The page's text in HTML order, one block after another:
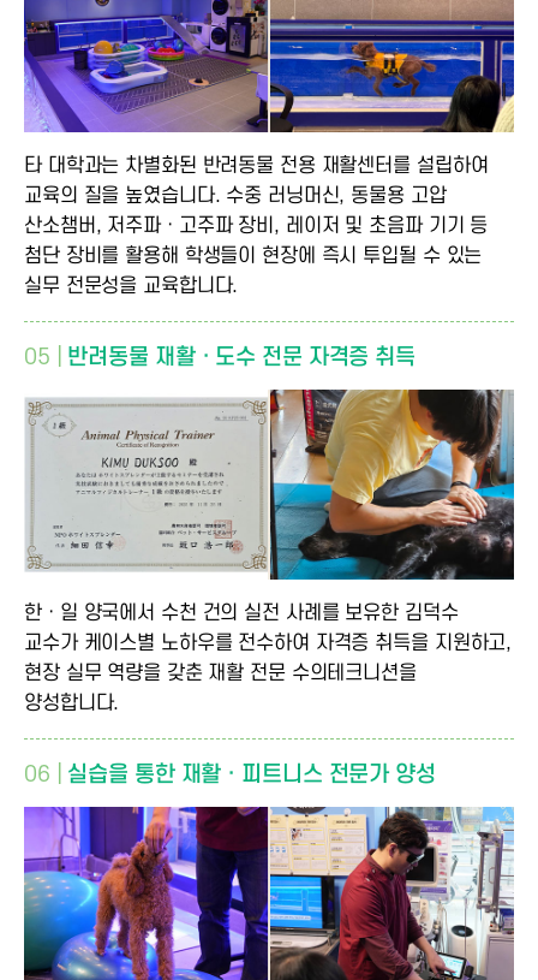
타 대학과는 차별화된 반려동물 전용 재활센터를 설립하여
교육의 질을 높였습니다. 수중 러닝머신, 동물용 고압
산소챔버, 저주파ㆍ고주파 장비, 레이저 및 초음파 기기 등
첨단 장비를 활용해 학생들이 현장에 즉시 투입될 수 있는
실무 전문성을 교육합니다.
05 | 반려동물 재활ㆍ도수 전문 자격증 취득
한ㆍ일 양국에서 수천 건의 실전 사례를 보유한 김덕수
교수가 케이스별 노하우를 전수하여 자격증 취득을 지원하고,
현장 실무 역량을 갖춘 재활 전문 수의테크니션을
양성합니다.
06 | 실습을 통한 재활ㆍ피트니스 전문가 양성